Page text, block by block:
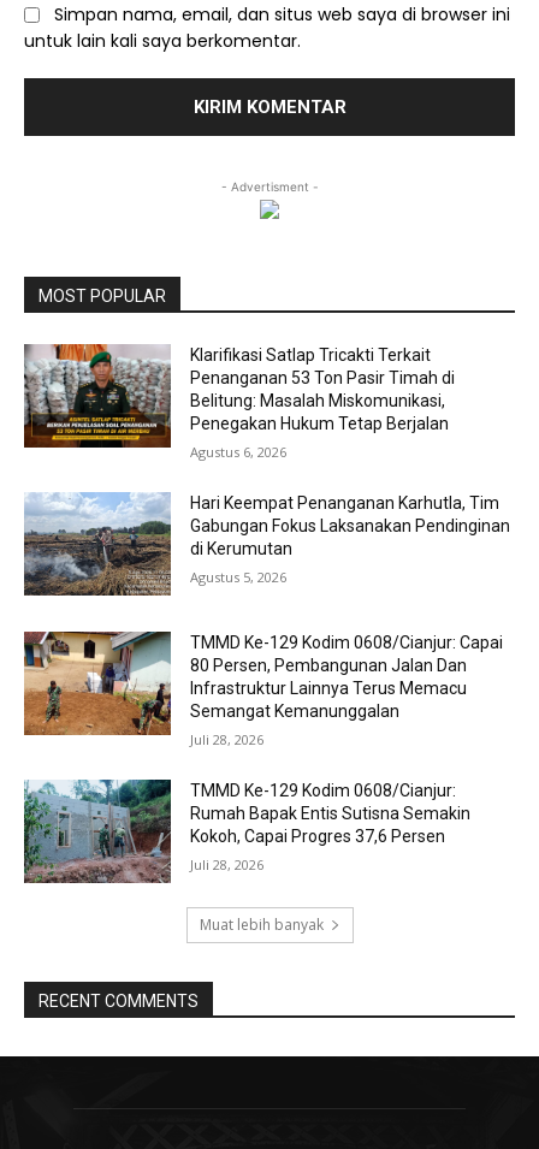
Simpan nama, email, dan situs web saya di browser ini
untuk lain kali saya berkomentar.
- Advertisment -
MOST POPULAR
Klarifikasi Satlap Tricakti Terkait
Penanganan 53 Ton Pasir Timah di
Belitung: Masalah Miskomunikasi,
Penegakan Hukum Tetap Berjalan
Agustus 6, 2026
Hari Keempat Penanganan Karhutla, Tim
Gabungan Fokus Laksanakan Pendinginan
di Kerumutan
Agustus 5, 2026
TMMD Ke-129 Kodim 0608/Cianjur: Capai
80 Persen, Pembangunan Jalan Dan
Infrastruktur Lainnya Terus Memacu
Semangat Kemanunggalan
Juli 28, 2026
TMMD Ke-129 Kodim 0608/Cianjur:
Rumah Bapak Entis Sutisna Semakin
Kokoh, Capai Progres 37,6 Persen
Juli 28, 2026
Muat lebih banyak
RECENT COMMENTS